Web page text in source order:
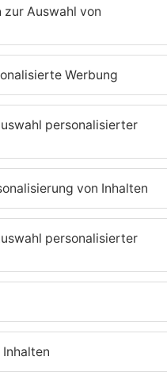
sind bislang unklar.
vornehmen
der Kinderbetreuung